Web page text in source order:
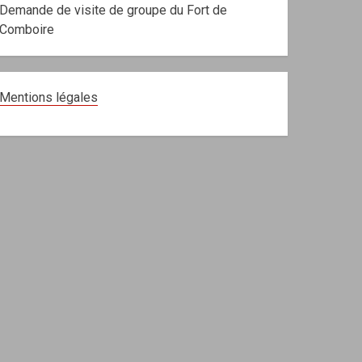
Demande de visite de groupe du Fort de
Comboire
Mentions légales